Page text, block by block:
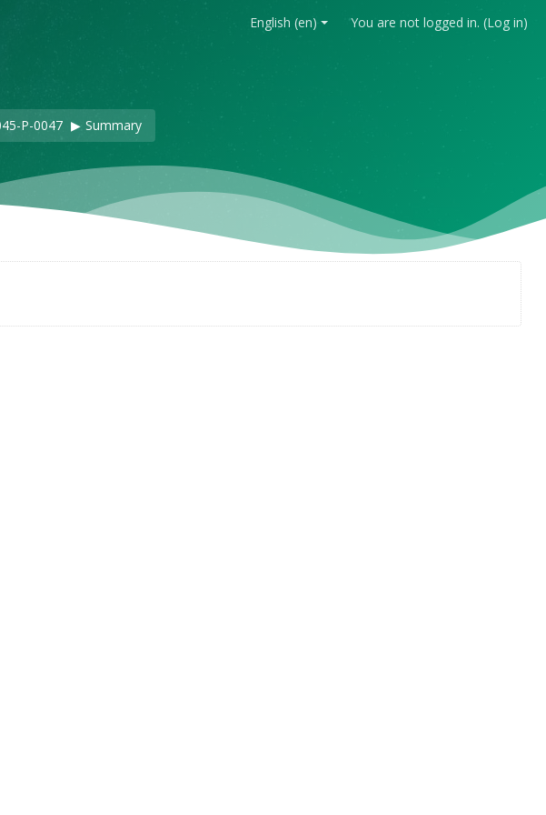
You are not logged in. (Log in)
English ‎(en)‎
P-0047 ▶︎ Summary